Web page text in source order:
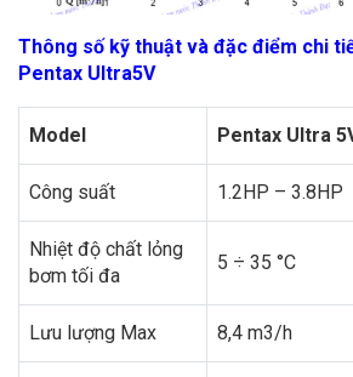
Thông số kỹ thuật và đặc điểm chi
Pentax Ultra5V
Model Pentax Ultra
Công suất 1.2HP – 3.8HP
Nhiệt độ chất lỏng
bơm tối đa
5 ÷ 35 °C
Lưu lượng Max 8,4 m3/h